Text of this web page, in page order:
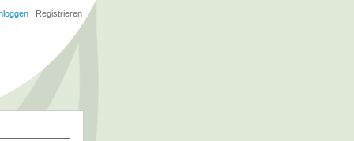
| Registrieren